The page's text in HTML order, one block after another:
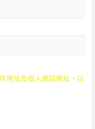
地址及個人網站網址，以